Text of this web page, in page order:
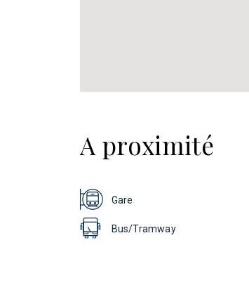
A proximité
Gare
Bus/Tramway